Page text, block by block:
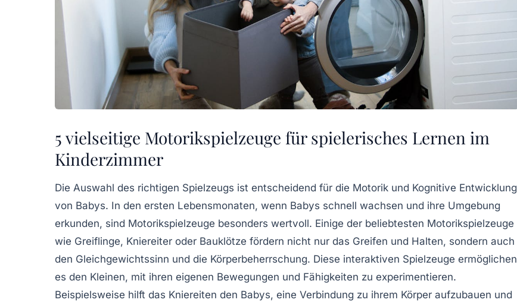
5 vielseitige Motorikspielzeuge für spielerisches Lernen im
Kinderzimmer
Die Auswahl des richtigen Spielzeugs ist entscheidend für die Motorik und Kognitive Entwicklung
von Babys. In den ersten Lebensmonaten, wenn Babys schnell wachsen und ihre Umgebung
erkunden, sind Motorikspielzeuge besonders wertvoll. Einige der beliebtesten Motorikspielzeuge
wie Greiflinge, Kniereiter oder Bauklötze fördern nicht nur das Greifen und Halten, sondern auch
den Gleichgewichtssinn und die Körperbeherrschung. Diese interaktiven Spielzeuge ermöglichen
es den Kleinen, mit ihren eigenen Bewegungen und Fähigkeiten zu experimentieren.
Beispielsweise hilft das Kniereiten den Babys, eine Verbindung zu ihrem Körper aufzubauen und